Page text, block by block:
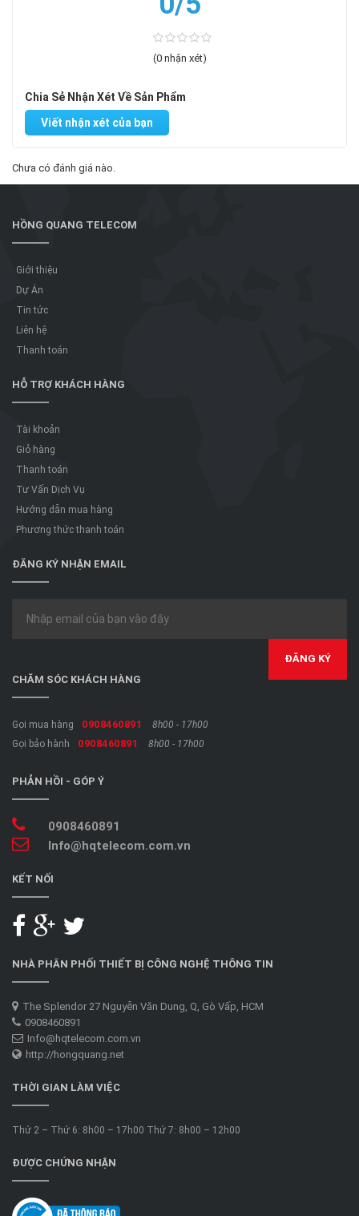
(0 nhận xét)
Chia Sẻ Nhận Xét Về Sản Phẩm
Viết nhận xét của bạn
Chưa có đánh giá nào.
HỒNG QUANG TELECOM
Giới thiệu
Dự Án
Tin tức
Liên hệ
Thanh toán
HỖ TRỢ KHÁCH HÀNG
Tài khoản
Giỏ hàng
Thanh toán
Tư Vấn Dịch Vụ
Hướng dẫn mua hàng
Phương thức thanh toán
ĐĂNG KÝ NHẬN EMAIL
CHĂM SÓC KHÁCH HÀNG
Gọi mua hàng 0908460891
8h00 - 17h00
Gọi bảo hành
0908460891 8h00 - 17h00
PHẢN HỒI - GÓP Ý
0908460891
Info@hqtelecom.com.vn
KẾT NỐI
NHÀ PHÂN PHỐI THIẾT BỊ CÔNG NGHỆ THÔNG TIN
The Splendor 27 Nguyễn Văn Dung, Q, Gò Vấp, HCM
0908460891
Info@hqtelecom.com.vn
http://hongquang.net
THỜI GIAN LÀM VIỆC
Thứ 2 – Thứ 6: 8h00 – 17h00 Thứ 7: 8h00 – 12h00
ĐƯỢC CHỨNG NHẬN